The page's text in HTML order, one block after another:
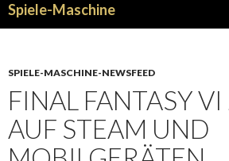
Spiele-Maschine
SPIELE-MASCHINE-NEWSFEED
FINAL FANTASY
AUF STEAM UND